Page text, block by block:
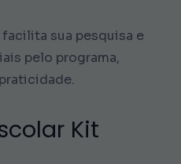
sua pesquisa e
pelo programa,
Kit